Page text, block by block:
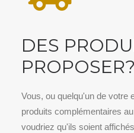
DES
PROPOSER?
Vous, ou quelqu'un de votre
produits complémentaires
voudriez qu'ils soient